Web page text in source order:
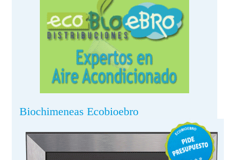
Biochimeneas Ecobioebro